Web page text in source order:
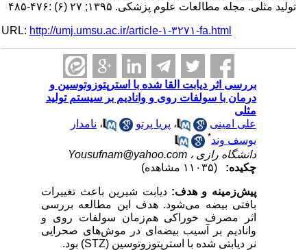
تولید مثلی. مجله مطالعات علوم پزشکی. ۱۳۹۵; ۲۷ (۶) :۴۷۶-۴۸۵
URL:http://umj.umsu.ac.ir/article-۱-۳۲۷۱-fa.html
بررسی اثر دیابت القا شده با استرپتوزوتوسین و
درمان با سولفات روی و وانادیم بر سیستم تولید
مثلی
علی امینی
،پریا پرتو ،نامدار
یوسف وند*
دانشگاه رازی ، Yousufnam@yahoo.com
چکیده:
پیش‌زمینه و هدف:دیابت شیرین باعث تغییرات
بافتی بیضه می‌شود. هدف این مطالعه بررسی
اثر مصرف خوراکی هم‌زمان سولفات روی و
وانادیم بر آسیب بیضه‌ای در موش‌های صحرایی
نر دیابتی شده با استرپتوزوتوسین (STZ) بود.